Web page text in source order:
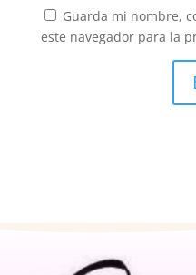
Guarda mi nombre,
este navegador para la